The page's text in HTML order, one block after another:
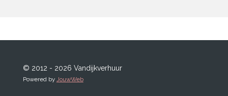
© 2012 - 2026 Vandijkverhuur
Powered by JouwWeb